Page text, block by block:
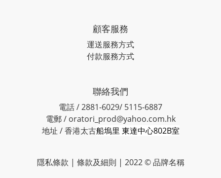
顧客服務
運送服務方式
付款服務方式
聯絡我們
電話 / 2881-6029/ 5115-6887
電郵 / oratori_prod@yahoo.com.hk
地址 / 香港太古船塢里 東達中心802B室
隱私條款 | 條款及細則 | 2022 © 品牌名稱